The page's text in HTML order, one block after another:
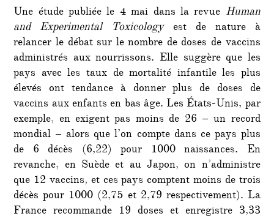
Une étude publiée le 4 mai dans la revue Human
and Experimental Toxicologyest de nature à
relancer le débat sur le nombre de doses de vaccins
administrés aux nourrissons. Elle suggère que les
pays avec les taux de mortalité infantile les plus
élevés ont tendance à donner plus de doses de
vaccins aux enfants en bas âge. Les États-Unis, par
exemple, en exigent pas moins de 26 – un record
mondial – alors que l’on compte dans ce pays plus
de 6 décès (6,22) pour 1000 naissances. En
revanche, en Suède et au Japon, on n’administre
que 12 vaccins, et ces pays comptent moins de trois
décès pour 1000 (2,75 et 2,79 respectivement). La
France recommande 19 doses et enregistre 3,33